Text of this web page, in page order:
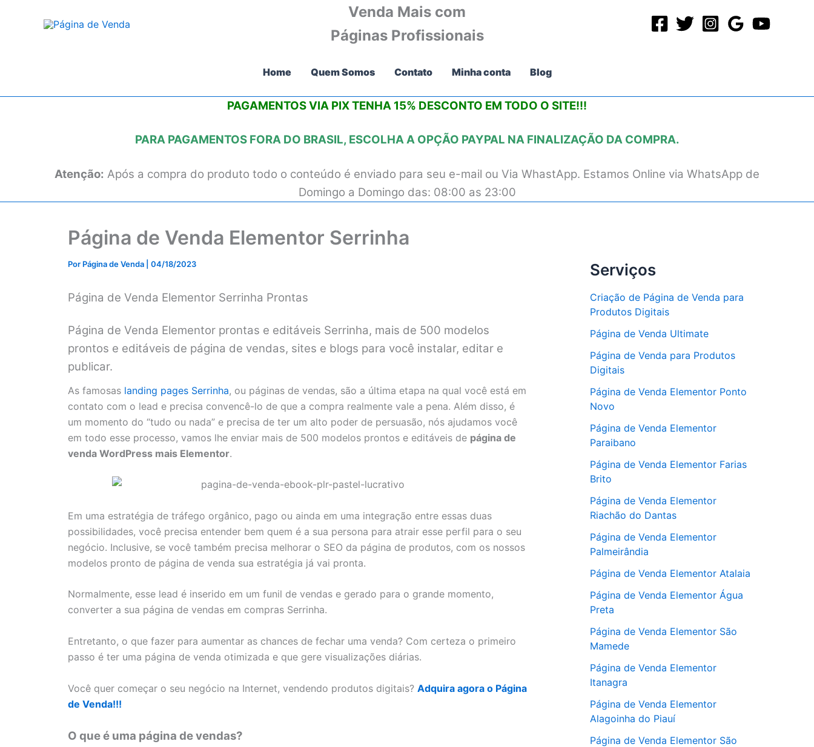
Venda Mais com
Páginas Profissionais
Home Quem Somos Contato Minha conta Blog
PAGAMENTOS VIA PIXTENHA 15% DESCONTO EM TODO O SITE!!!
PARA PAGAMENTOS FORA DO BRASIL, ESCOLHA A OPÇÃO PAYPAL NA FINALIZAÇÃO DA COMPRA.
Atenção: Após a compra do produto todo o conteúdo é enviado para seu e-mail ou Via WhastApp. Estamos Online via WhatsApp de
Domingo a Domingo das: 08:00 as 23:00
Página de Venda Elementor Serrinha
Por Página de Venda 04/18/2023
Página de Venda Elementor Serrinha Prontas
Página de Venda Elementor prontas e editáveis Serrinha, mais de 500 modelos
prontos e editáveis de página de vendas, sites e blogs para você instalar, editar e
publicar.
As famosas landing pages Serrinha, ou páginas de vendas, são a última etapa na qual você está em
contato com o lead e precisa convencê-lo de que a compra realmente vale a pena. Além disso, é
um momento do “tudo ou nada” e precisa de ter um alto poder de persuasão, nós ajudamos você
em todo esse processo, vamos lhe enviar mais de 500 modelos prontos e editáveis de página de
venda WordPress mais Elementor.
Em uma estratégia de tráfego orgânico, pago ou ainda em uma integração entre essas duas
possibilidades, você precisa entender bem quem é a sua persona para atrair esse perfil para o seu
negócio. Inclusive, se você também precisa melhorar o SEO da página de produtos, com os nossos
modelos pronto de página de venda sua estratégia já vai pronta.
Normalmente, esse lead é inserido em um funil de vendas e gerado para o grande momento,
converter a sua página de vendas em compras Serrinha.
Entretanto, o que fazer para aumentar as chances de fechar uma venda? Com certeza o primeiro
passo é ter uma página de venda otimizada e que gere visualizações diárias.
Você quer começar o seu negócio na Internet, vendendo produtos digitais? Adquira agora o Página
de Venda!!!
O que é uma página de vendas?
Serviços
Criação de Página de Venda para
Produtos Digitais
Página de Venda Ultimate
Página de Venda para Produtos
Digitais
Página de Venda Elementor Ponto
Novo
Página de Venda Elementor
Paraibano
Página de Venda Elementor Farias
Brito
Página de Venda Elementor
Riachão do Dantas
Página de Venda Elementor
Palmeirândia
Página de Venda Elementor Atalaia
Página de Venda Elementor Água
Preta
Página de Venda Elementor São
Mamede
Página de Venda Elementor
Itanagra
Página de Venda Elementor
Alagoinha do Piauí
Página de Venda Elementor São